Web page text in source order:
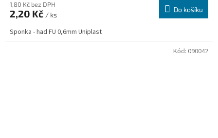
1,80 Kč bez DPH
2,20 Kč / ks
Do košíku
Sponka - had FU 0,6mm Uniplast
Kód: 090042